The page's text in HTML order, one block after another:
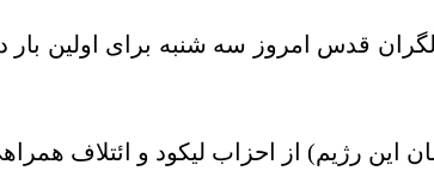
قدس امروز سه شنبه برای اولین
این رژیم) از احزاب لیکود و ائتلاف